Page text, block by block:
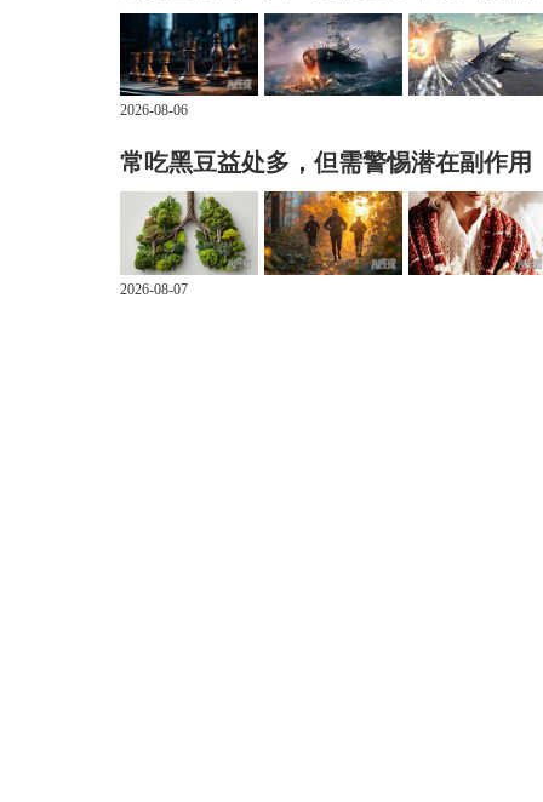
2026-08-06
常吃黑豆益处多，但需警惕潜在副作用
2026-08-07